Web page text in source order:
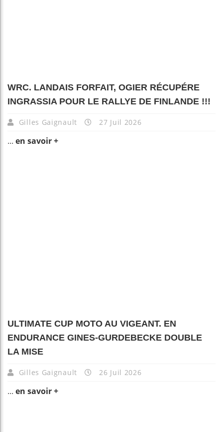
WRC. LANDAIS FORFAIT, OGIER RÉCUPÉRE
INGRASSIA POUR LE RALLYE DE FINLANDE !!!
Gilles Gaignault 27 Juil 2026
... en savoir +
ULTIMATE CUP MOTO AU VIGEANT. EN
ENDURANCE GINES-GURDEBECKE DOUBLE
LA MISE
Gilles Gaignault 26 Juil 2026
... en savoir +